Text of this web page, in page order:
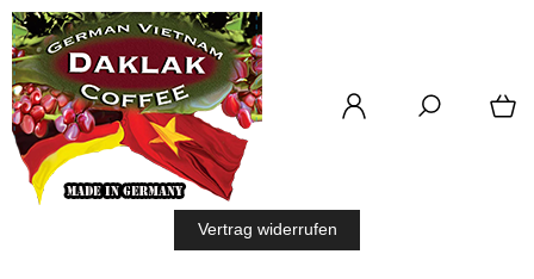
Vertrag widerrufen